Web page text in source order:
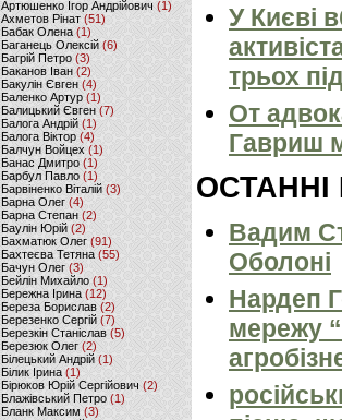
Артюшенко Ігор Андрійович(1)
Ахметов Рінат(51)
Бабак Олена(1)
Баганець Олексій(6)
Багрій Петро (3)
Баканов Іван(2)
Бакулін Євген (4)
Баленко Артур(1)
Балицький Євген(7)
Балога Андрій (1)
Балога Віктор (4)
Балчун Войцех (1)
Банас Дмитро (1)
Барбул Павло(1)
Барвіненко Віталій(3)
Барна Олег (4)
Барна Степан (2)
Баулін Юрій (2)
Бахматюк Олег (91)
Бахтеєва Тетяна(55)
Бачун Олег (3)
Бейлін Михайло (1)
Бережна Ірина(12)
Береза Борислав(2)
Березенко Сергій (7)
Березкін Станіслав (5)
Березюк Олег(2)
Білецький Андрій (1)
Білик Ірина (1)
Бірюков Юрій Сергійович (2)
Блажівський Петро (1)
Бланк Максим(3)
У Києві
трьох
От
Гавриш
ОСТАННІ
Вадим
Оболоні
Нардеп
мережу